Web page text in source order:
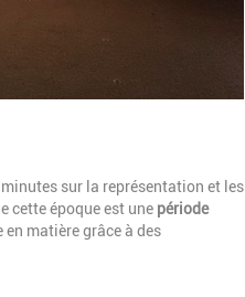
sur la représentation et les
cette époque est une période
matière grâce à des